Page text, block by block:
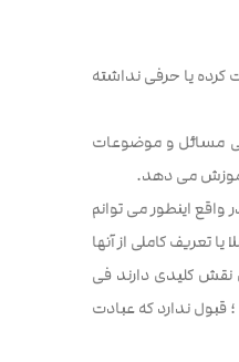
کرده یا حرفی نداشته
مسائل و موضوعات
آموزش می دهد.
واقع اینطور می توانم
تعریف کاملی از آنها
نقش کلیدی دارند فی
قبول ندارد که عبادت